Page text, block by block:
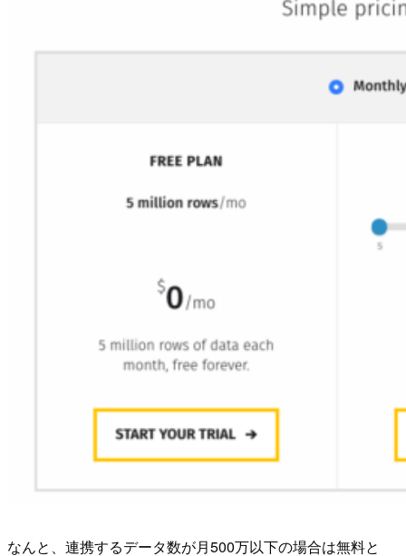
なんと、連携するデータ数が月500万以下の場合は無料と